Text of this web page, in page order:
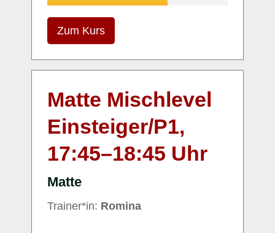
Zum Kurs
Matte Mischlevel
Einsteiger/P1,
17:45–18:45 Uhr
Matte
Trainer*in: Romina